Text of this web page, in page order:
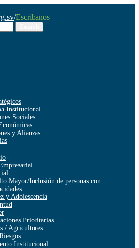
/Escríbanos
Institucional
Sociales
y Alianzas
Mayor/Inclusión de personas con
y Adolescencia
Prioritarias
/ Agricultores
Institucional